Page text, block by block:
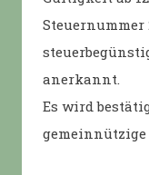
Steuernummer
anerkannt.
Es wird
gemeinnützige